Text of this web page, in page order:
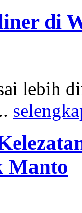
di
lebih
Manto